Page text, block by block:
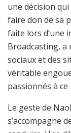
une décision
faire don de sa
faite lors d’une
Broadcasting,
sociaux et des
véritable
passionnés à
Le geste de
s’accompagne